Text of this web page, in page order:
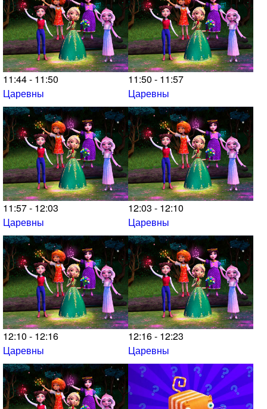
11:44 - 11:50
Царевны
11:50 - 11:57
Царевны
11:57 - 12:03
Царевны
12:03 - 12:10
Царевны
12:10 - 12:16
Царевны
12:16 - 12:23
Царевны